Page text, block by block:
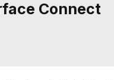
Connect